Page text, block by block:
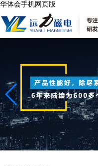
华体会手机网页版